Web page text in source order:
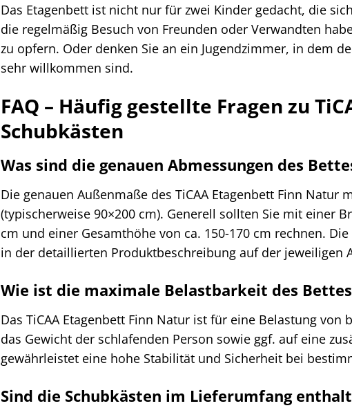
Das Etagenbett ist nicht nur für zwei Kinder gedacht, die
die regelmäßig Besuch von Freunden oder Verwandten
zu opfern. Oder denken Sie an ein Jugendzimmer, in dem
sehr willkommen sind.
FAQ – Häufig gestellte Fragen zu
Schubkästen
Was sind die genauen Abmessungen des
Die genauen Außenmaße des TiCAA Etagenbett Finn
(typischerweise 90×200 cm). Generell sollten Sie mit einer
cm und einer Gesamthöhe von ca. 150-170 cm rechnen.
in der detaillierten Produktbeschreibung auf der jeweiligen
Wie ist die maximale Belastbarkeit des
Das TiCAA Etagenbett Finn Natur ist für eine Belastung
das Gewicht der schlafenden Person sowie ggf. auf eine
gewährleistet eine hohe Stabilität und Sicherheit bei
Sind die Schubkästen im Lieferumfang